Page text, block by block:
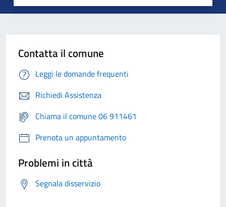
Contatta il comune
Leggi le domande frequenti
Richiedi Assistenza
Chiama il comune 06 911461
Prenota un appuntamento
Problemi in città
Segnala disservizio